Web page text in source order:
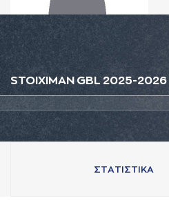
STOIXIMAN GBL 2025-2026
ΣΤAΤΙΣΤΙΚA